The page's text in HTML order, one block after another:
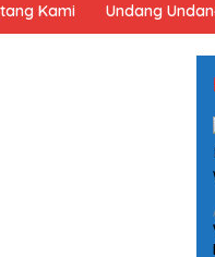
Kami Undang